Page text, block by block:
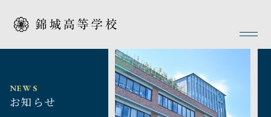
NEWS
お知らせ